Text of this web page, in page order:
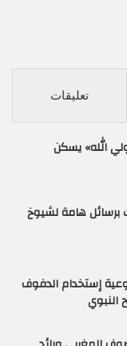
تعليقات
الله» يسكن
برسائل هامة لشيوخ
إستخدام الدفوف
النبوي